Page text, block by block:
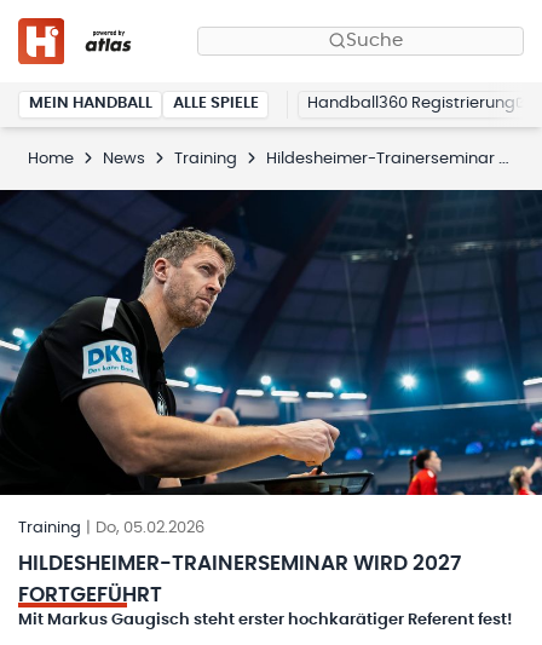
Suche
MEIN HANDBALL ALLE SPIELE Handball360 Registrierung
Home News Training Hildesheimer-Trainerseminar wird 2027 fortgeführt
Training Do, 05.02.2026
HILDESHEIMER-TRAINERSEMINAR WIRD 2027
FORTGEFÜHRT
Mit Markus Gaugisch steht erster hochkarätiger Referent fest!